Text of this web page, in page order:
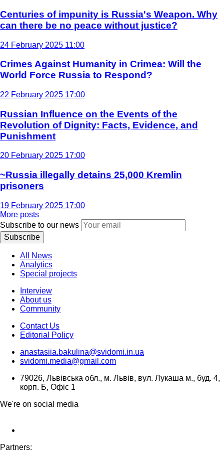
Centuries of impunity is Russia's Weapon. Why
can there be no peace without justice?
24 February 2025 11:00
Crimes Against Humanity in Crimea: Will the
World Force Russia to Respond?
22 February 2025 17:00
Russian Influence on the Events of the
Revolution of Dignity: Facts, Evidence, and
Punishment
20 February 2025 17:00
~Russia illegally detains 25,000 Kremlin
prisoners
19 February 2025 17:00
More posts
Subscribe to our news
Subscribe
All News
Analytics
Special projects
Interview
About us
Community
Contact Us
Editorial Policy
anastasiia.bakulina@svidomi.in.ua
svidomi.media@gmail.com
79026, Львівська обл., м. Львів, вул. Лукаша м., буд. 4,
корп. Б, Офіс 1
We're on social media
Partners: